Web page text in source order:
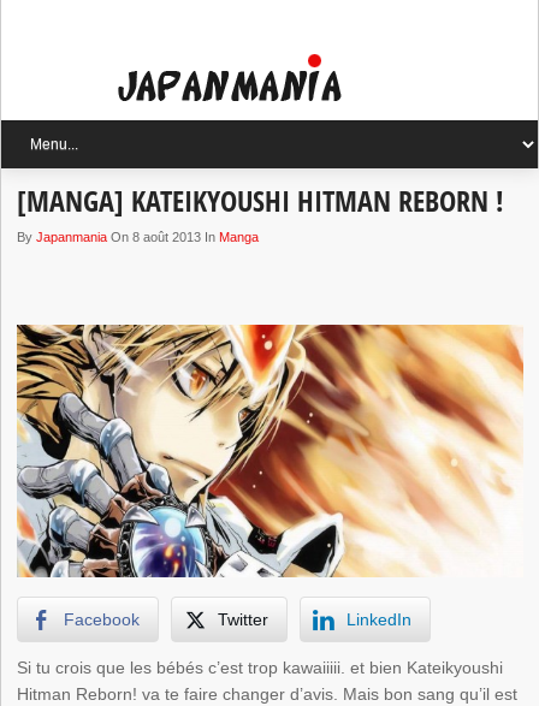
[MANGA] KATEIKYOUSHI HITMAN REBORN !
ByJapanmania On 8 août 2013 In Manga
Facebook Twitter LinkedIn
Si tu crois que les bébés c’est trop kawaiiiii. et bien Kateikyoushi
Hitman Reborn! va te faire changer d’avis. Mais bon sang qu’il est